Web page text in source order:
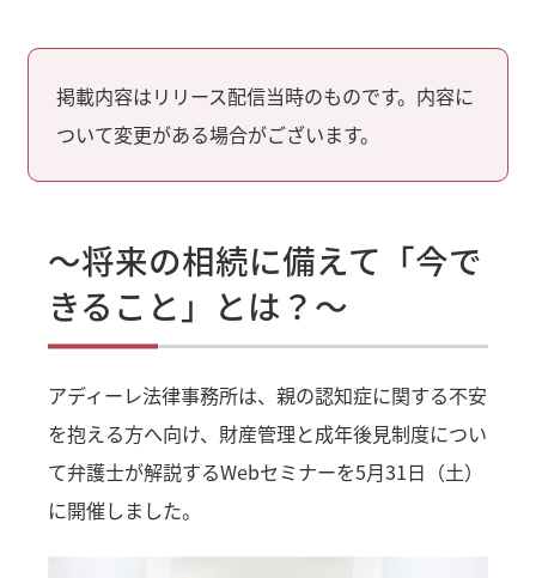
掲載内容はリリース配信当時のものです。内容に
ついて変更がある場合がございます。
～将来の相続に備えて「今で
きること」とは？～
アディーレ法律事務所は、親の認知症に関する不安
を抱える方へ向け、財産管理と成年後見制度につい
て弁護士が解説するWebセミナーを5月31日（土）
に開催しました。